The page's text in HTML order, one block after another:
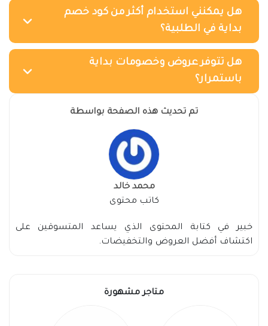
هل يمكنني استخدام أكثر من كود خصم
بداية في الطلبية؟
هل تتوفر عروض وخصومات بداية
باستمرار؟
تم تحديث هذه الصفحة بواسطة
محمد خالد
كاتب محتوى
خبير في كتابة المحتوى الذي يساعد المتسوقين على
اكتشاف أفضل العروض والتخفيضات.
متاجر مشهورة